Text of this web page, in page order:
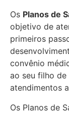
Os Planos de
objetivo de
primeiros
convênio
ao seu filho
atendimentos
Os Planos de